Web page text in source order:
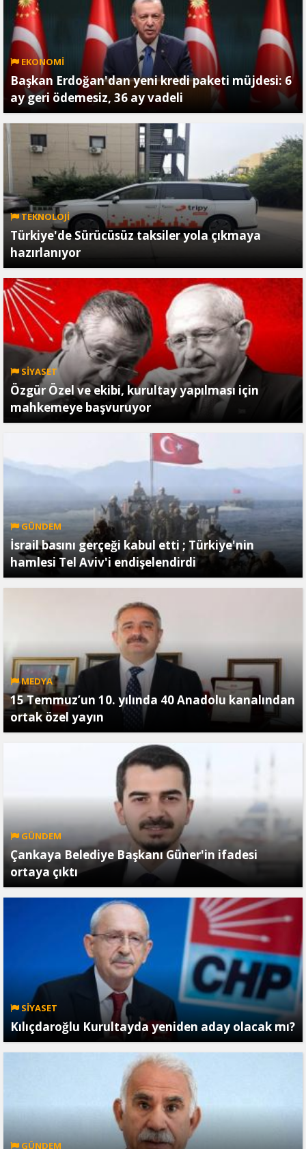
EKONOMİ
Başkan Erdoğan'dan yeni kredi paketi müjdesi: 6
ay geri ödemesiz, 36 ay vadeli
TEKNOLOJİ
Türkiye'de Sürücüsüz taksiler yola çıkmaya
hazırlanıyor
SİYASET
Özgür Özel ve ekibi, kurultay yapılması için
mahkemeye başvuruyor
GÜNDEM
İsrail basını gerçeği kabul etti ; Türkiye'nin
hamlesi Tel Aviv'i endişelendirdi
MEDYA
15 Temmuz’un 10. yılında 40 Anadolu kanalından
ortak özel yayın
GÜNDEM
Çankaya Belediye Başkanı Güner'in ifadesi
ortaya çıktı
SİYASET
Kılıçdaroğlu Kurultayda yeniden aday olacak mı?
GÜNDEM